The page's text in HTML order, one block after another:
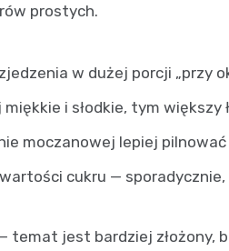
prostych.
w dużej porcji „przy
i słodkie, tym większy
moczanowej lepiej pilnować
cukru — sporadycznie,
temat jest bardziej złożony,